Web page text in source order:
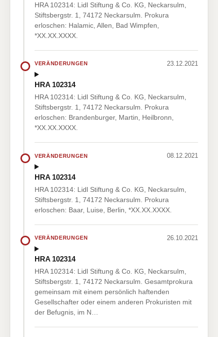
HRA 102314: Lidl Stiftung & Co. KG, Neckarsulm,
Stiftsbergstr. 1, 74172 Neckarsulm. Prokura
erloschen: Halamic, Allen, Bad Wimpfen,
*XX.XX.XXXX.
VERÄNDERUNGEN 23.12.2021
HRA 102314
HRA 102314: Lidl Stiftung & Co. KG, Neckarsulm,
Stiftsbergstr. 1, 74172 Neckarsulm. Prokura
erloschen: Brandenburger, Martin, Heilbronn,
*XX.XX.XXXX.
VERÄNDERUNGEN 08.12.2021
HRA 102314
HRA 102314: Lidl Stiftung & Co. KG, Neckarsulm,
Stiftsbergstr. 1, 74172 Neckarsulm. Prokura
erloschen: Baar, Luise, Berlin, *XX.XX.XXXX.
VERÄNDERUNGEN 26.10.2021
HRA 102314
HRA 102314: Lidl Stiftung & Co. KG, Neckarsulm,
Stiftsbergstr. 1, 74172 Neckarsulm. Gesamtprokura
gemeinsam mit einem persönlich haftenden
Gesellschafter oder einem anderen Prokuristen mit
der Befugnis, im N…